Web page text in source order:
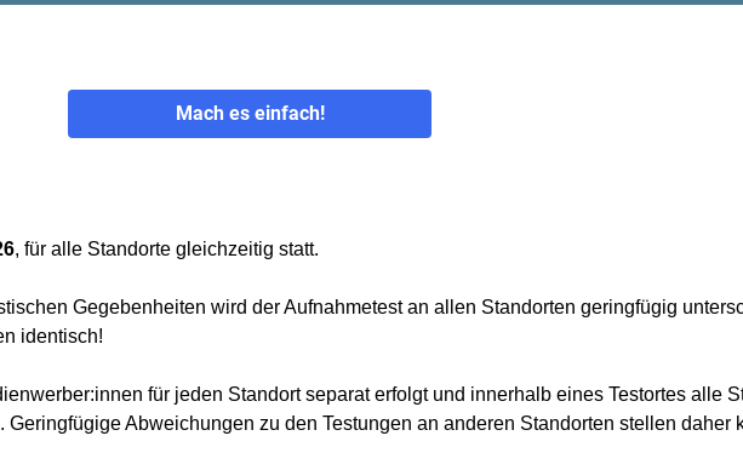
Mach es einfach!
, für alle Standorte gleichzeitig statt.
Gegebenheiten wird der Aufnahmetest an allen Standorten geringfügig
identisch!
für jeden Standort separat erfolgt und innerhalb eines Testortes alle
Abweichungen zu den Testungen an anderen Standorten stellen daher